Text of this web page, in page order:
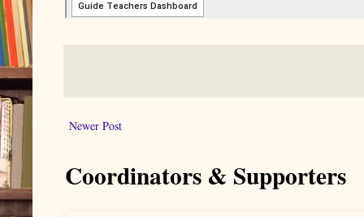
Newer Post
Coordinators & Supporters